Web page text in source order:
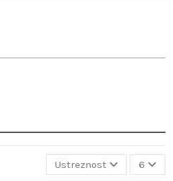
Ustreznost 6